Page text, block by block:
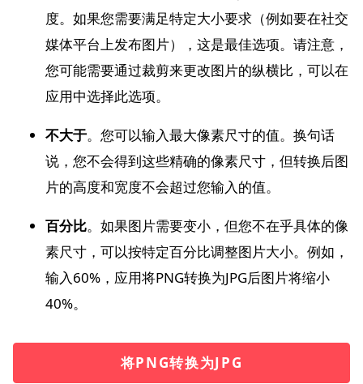
度。如果您需要满足特定大小要求（例如要在社交
媒体平台上发布图片），这是最佳选项。请注意，
您可能需要通过裁剪来更改图片的纵横比，可以在
应用中选择此选项。
不大于。您可以输入最大像素尺寸的值。换句话
说，您不会得到这些精确的像素尺寸，但转换后图
片的高度和宽度不会超过您输入的值。
百分比。如果图片需要变小，但您不在乎具体的像
素尺寸，可以按特定百分比调整图片大小。例如，
输入60%，应用将PNG转换为JPG后图片将缩小
40%。
将PNG转换为JPG